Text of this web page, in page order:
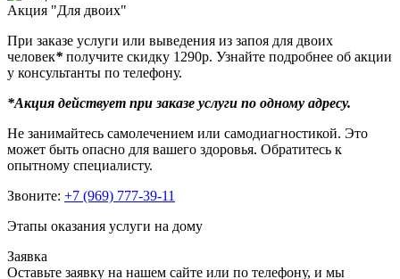
Акция "Для двоих"
При заказе услуги или выведения из запоя для двоих
человек* получите скидку 1290р. Узнайте подробнее об акции
у консультанты по телефону.
*Акция действует при заказе услуги по одному адресу.
Не занимайтесь самолечением или самодиагностикой. Это
может быть опасно для вашего здоровья. Обратитесь к
опытному специалисту.
Звоните: +7 (969) 777-39-11
Этапы оказания услуги на дому
Заявка
Оставьте заявку на нашем сайте или по телефону, и мы